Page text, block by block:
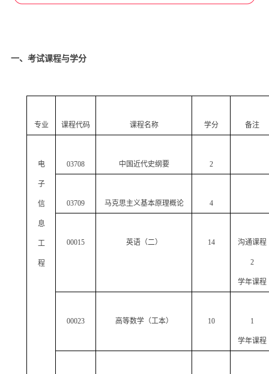
一、考试课程与学分
专业 课程代码 课程名称 学分 备注
电
子
信
息
工
程
03708 中国近代史纲要 2
03709 马克思主义基本原理概论 4
00015 英语（二） 14 沟通课程
2
学年课程
00023 高等数学（工本） 10 1
学年课程